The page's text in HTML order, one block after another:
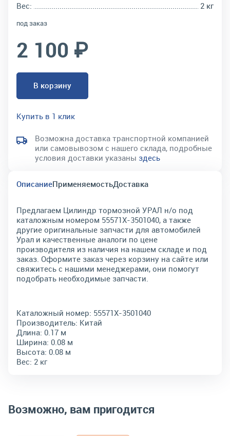
Вес:
2 кг
под заказ
2 100 ₽
В корзину
Купить в 1 клик
Возможна доставка транспортной компанией
или самовывозом с нашего склада, подробные
условия доставки указаны здесь
ОписаниеПрименяемостьДоставка
Предлагаем Цилиндр тормозной УРАЛ н/о под
каталожным номером 55571Х-3501040, а также
другие оригинальные запчасти для автомобилей
Урал и качественные аналоги по цене
производителя из наличия на нашем складе и под
заказ. Оформите заказ через корзину на сайте или
свяжитесь с нашими менеджерами, они помогут
подобрать необходимые запчасти.
Каталожный номер: 55571Х-3501040
Производитель: Китай
Длина: 0.17 м
Ширина: 0.08 м
Высота: 0.08 м
Вес: 2 кг
Возможно, вам пригодится